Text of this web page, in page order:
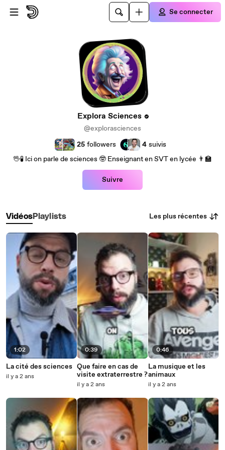
Passer au contenu principal
Se connecter
Explora Sciences
@explorasciences
25 followers 4 suivis
🖖🧪 Ici on parle de sciences 🤓 Enseignant en SVT en lycée 👨‍🏫
Suivre
VidéosPlaylists Les plus récentes
1:02
La cité des sciences
il y a 2 ans
0:39
Que faire en cas de
visite extraterrestre ?
il y a 2 ans
0:46
La musique et les
animaux
il y a 2 ans